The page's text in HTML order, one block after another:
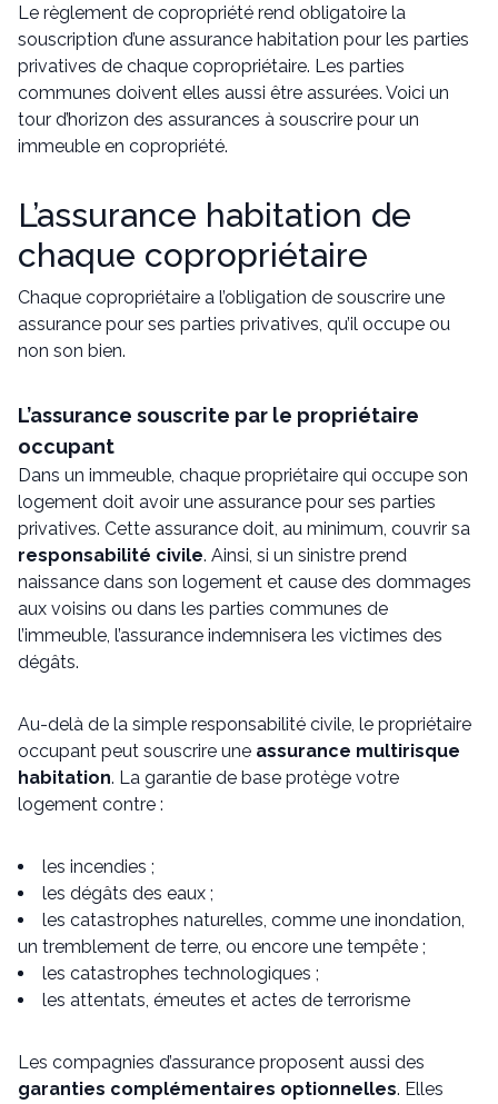
Le règlement de copropriété rend obligatoire la
souscription d’une assurance habitation pour les parties
privatives de chaque copropriétaire. Les parties
communes doivent elles aussi être assurées. Voici un
tour d’horizon des assurances à souscrire pour un
immeuble en copropriété.
L’assurance habitation de
chaque copropriétaire
Chaque copropriétaire a l’obligation de souscrire une
assurance pour ses parties privatives, qu’il occupe ou
non son bien.
L’assurance souscrite par le propriétaire
occupant
Dans un immeuble, chaque propriétaire qui occupe son
logement doit avoir une assurance pour ses parties
privatives. Cette assurance doit, au minimum, couvrir sa
responsabilité civile. Ainsi, si un sinistre prend
naissance dans son logement et cause des dommages
aux voisins ou dans les parties communes de
l’immeuble, l’assurance indemnisera les victimes des
dégâts.
Au-delà de la simple responsabilité civile, le propriétaire
occupant peut souscrire une assurance multirisque
habitation. La garantie de base protège votre
logement contre :
les incendies ;
les dégâts des eaux ;
les catastrophes naturelles, comme une inondation,
un tremblement de terre, ou encore une tempête ;
les catastrophes technologiques ;
les attentats, émeutes et actes de terrorisme
Les compagnies d’assurance proposent aussi des
garanties complémentaires optionnelles. Elles